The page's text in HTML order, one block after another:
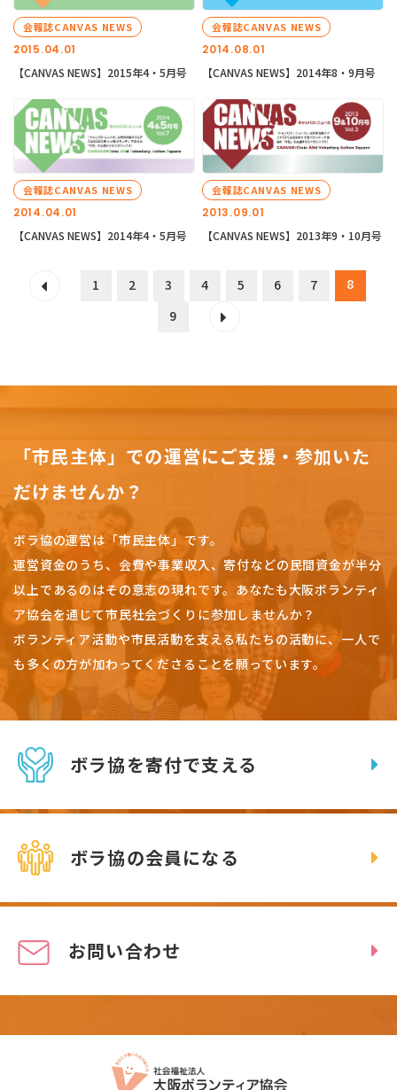
2015.04.01
会報誌CANVAS NEWS
【CANVAS NEWS】2015年4・5月号
2014.08.01
会報誌CANVAS NEWS
【CANVAS NEWS】2014年8・9月号
2014.04.01
会報誌CANVAS NEWS
【CANVAS NEWS】2014年4・5月号
2013.09.01
会報誌CANVAS NEWS
【CANVAS NEWS】2013年9・10月号
1 2 3 4 5 6 7
8
9
「市民主体」での運営にご支援・参加いた
だけませんか？
ボラ協の運営は「市民主体」です。
運営資金のうち、会費や事業収入、寄付などの民間資金が半分
以上であるのはその意志の現れです。 あなたも大阪ボランティ
ア協会を通じて市民社会づくりに参加しませんか？
ボランティア活動や市民活動を支える私たちの活動に、一人で
も多くの方が加わってくださることを願っています。
ボラ協を寄付で支える
ボラ協の会員になる
お問い合わせ